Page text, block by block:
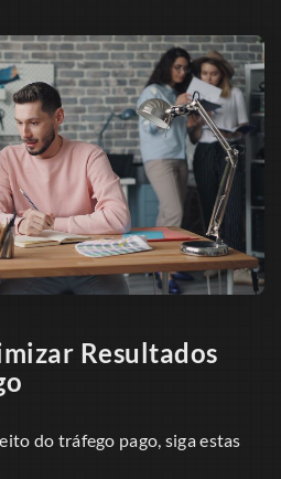
Resultados
do tráfego pago, siga estas